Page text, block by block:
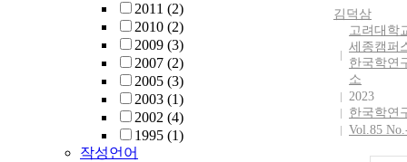
2011 (2)
2010 (2)
2009 (3)
2007 (2)
2005 (3)
2003 (1)
2002 (4)
1995 (1)
작성언어
김덕삼
고려대학
세종캠퍼
한국학연
소
2023
한국학연
Vol.85